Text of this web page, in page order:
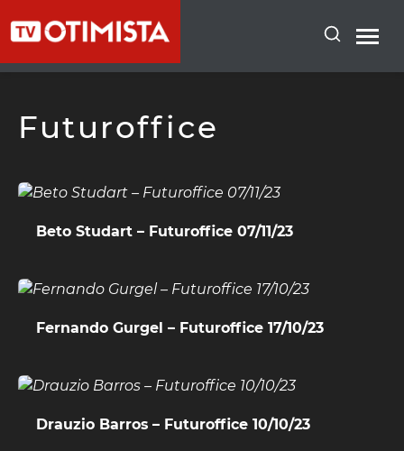
Futuroffice
Beto Studart – Futuroffice 07/11/23
Fernando Gurgel – Futuroffice 17/10/23
Drauzio Barros – Futuroffice 10/10/23